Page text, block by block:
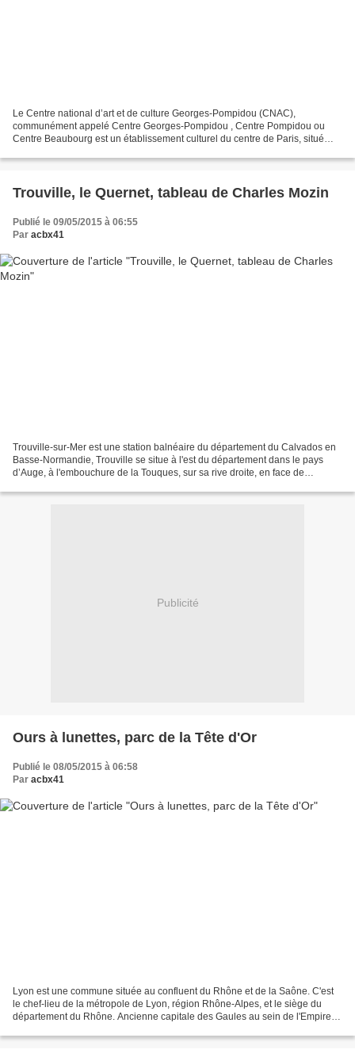
Le Centre national d’art et de culture Georges-Pompidou (CNAC),
communément appelé Centre Georges-Pompidou , Centre Pompidou ou
Centre Beaubourg est un établissement culturel du centre de Paris, situé
Trouville, le Quernet, tableau de Charles Mozin
Publié le 09/05/2015 à 06:55
Par acbx41
Trouville-sur-Mer est une station balnéaire du département du Calvados en
Basse-Normandie, Trouville se situe à l'est du département dans le pays
d’Auge, à l'embouchure de la Touques, sur sa rive droite, en face de
Publicité
Ours à lunettes, parc de la Tête d'Or
Publié le 08/05/2015 à 06:58
Par acbx41
Lyon est une commune située au confluent du Rhône et de la Saône. C'est
le chef-lieu de la métropole de Lyon, région Rhône-Alpes, et le siège du
département du Rhône. Ancienne capitale des Gaules au sein de l'Empire